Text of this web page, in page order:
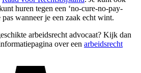
huren tegen een ‘no-cure-no-pay-
wanneer je een zaak echt wint.
arbeidsrecht advocaat? Kijk dan
over een arbeidsrecht